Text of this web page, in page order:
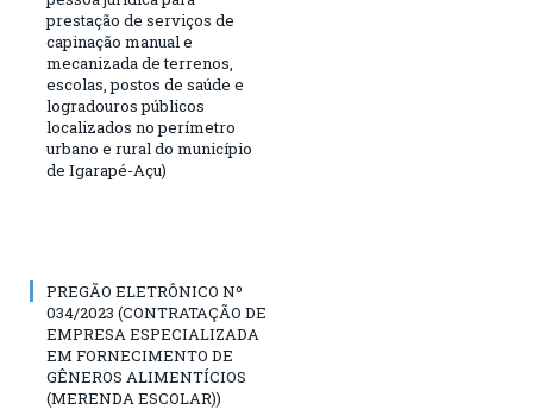
prestação de serviços de
capinação manual e
mecanizada de terrenos,
escolas, postos de saúde e
logradouros públicos
localizados no perímetro
urbano e rural do município
de Igarapé-Açu)
PREGÃO ELETRÔNICO Nº
034/2023 (CONTRATAÇÃO DE
EMPRESA ESPECIALIZADA
EM FORNECIMENTO DE
GÊNEROS ALIMENTÍCIOS
(MERENDA ESCOLAR))